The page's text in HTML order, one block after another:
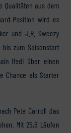
Qualitäten aus dem
Position wird es
und J.R. Sweezy
zum Saisonstart
Ifedi über einen
Chance als Starter
Pete Carroll das
Mit 25,6 Läufen